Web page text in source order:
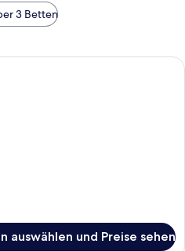
3 Betten
Ein Hotelzimmer mit einem großen
auswählen und Preise sehen